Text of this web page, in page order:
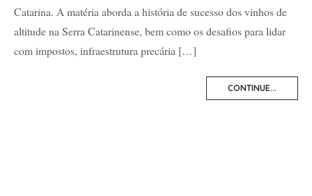
Catarina. A matéria aborda a história de sucesso dos vinhos de
altitude na Serra Catarinense, bem como os desafios para lidar
com impostos, infraestrutura precária […]
CONTINUE...